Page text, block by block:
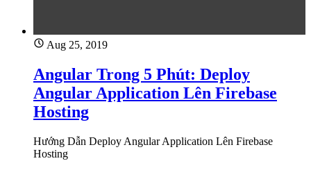
Aug 25, 2019
Angular Trong 5 Phút: Deploy
Angular Application Lên Firebase
Hosting
Hướng Dẫn Deploy Angular Application Lên Firebase
Hosting